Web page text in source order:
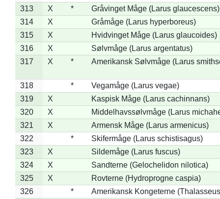
313
X *
Gråvinget Måge (Larus glaucescens)
314
X
Gråmåge (Larus hyperboreus)
315
X
Hvidvinget Måge (Larus glaucoides)
316
X
Sølvmåge (Larus argentatus)
317
X * Amerikansk Sølvmåge (Larus
318 *
Vegamåge (Larus vegae)
319
X
Kaspisk Måge (Larus cachinnans)
320
X
Middelhavssølvmåge (Larus
321
X
Armensk Måge (Larus armenicus)
322
*
Skifermåge (Larus schistisagus)
323
X
Sildemåge (Larus fuscus)
324
X
Sandterne (Gelochelidon nilotica)
325
X
Rovterne (Hydroprogne caspia)
326
*
Amerikansk Kongeterne